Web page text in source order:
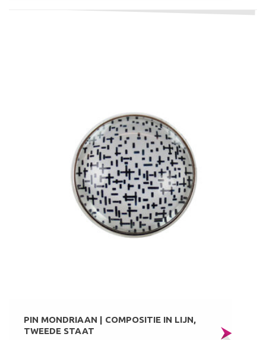
PIN MONDRIAAN | COMPOSITIE IN LIJN,
TWEEDE STAAT